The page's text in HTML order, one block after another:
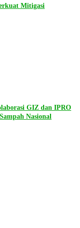
Mitigasi
GIZ dan IPRO
Nasional